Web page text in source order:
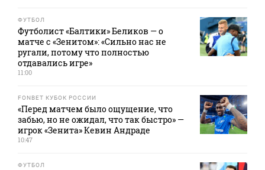
ФУТБОЛ
Футболист «Балтики» Беликов — о
матче с «Зенитом»: «Сильно нас не
ругали, потому что полностью
отдавались игре»
11:00
FONBET КУБОК РОССИИ
«Перед матчем было ощущение, что
забью, но не ожидал, что так быстро» —
игрок «Зенита» Кевин Андраде
10:47
ФУТБОЛ